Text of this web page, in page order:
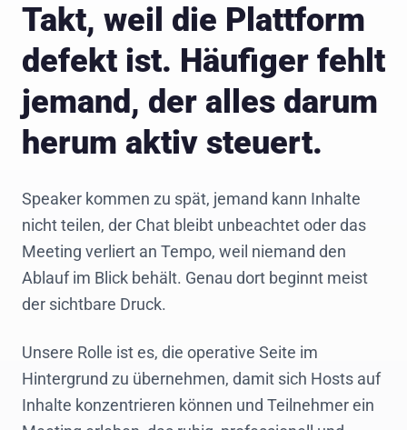
Takt, weil die Plattform
defekt ist. Häufiger fehlt
jemand, der alles darum
herum aktiv steuert.
Speaker kommen zu spät, jemand kann Inhalte
nicht teilen, der Chat bleibt unbeachtet oder das
Meeting verliert an Tempo, weil niemand den
Ablauf im Blick behält. Genau dort beginnt meist
der sichtbare Druck.
Unsere Rolle ist es, die operative Seite im
Hintergrund zu übernehmen, damit sich Hosts auf
Inhalte konzentrieren können und Teilnehmer ein